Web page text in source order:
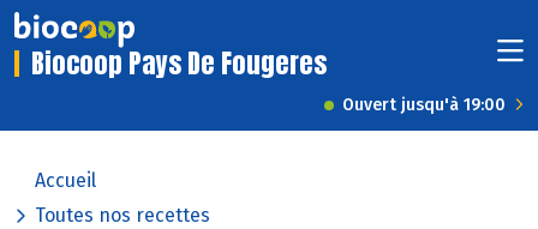
Biocoop Pays De Fougeres
Ouvert jusqu'à 19:00
Accueil
Toutes nos recettes